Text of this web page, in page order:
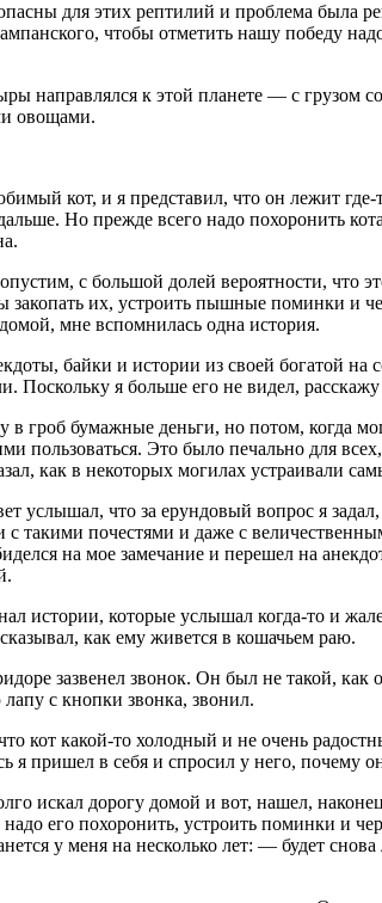
для этих рептилий и проблема была
чтобы отметить нашу победу
направлялся к этой планете — с
овощами.
кот, и я представил, что он лежит
Но прежде всего надо похоронить
с большой долей вероятности, что
их, устроить пышные поминки и
мне вспомнилась одна история.
байки и истории из своей богатой
Поскольку я больше его не видел,
гроб бумажные деньги, но потом, когда
Это было печально для
как в некоторых могилах устраивали
услышал, что за ерундовый вопрос я
такими почестями и даже с
на мое замечание и перешел на
истории, которые услышал когда-то и
как ему живется в кошачьем раю.
зазвенел звонок. Он был не такой,
с кнопки звонка, звонил.
кот какой-то холодный и не очень
я пришел в себя и спросил у него, почему
искал дорогу домой и вот, нашел,
его похоронить, устроить поминки и
у меня на несколько лет: — будет